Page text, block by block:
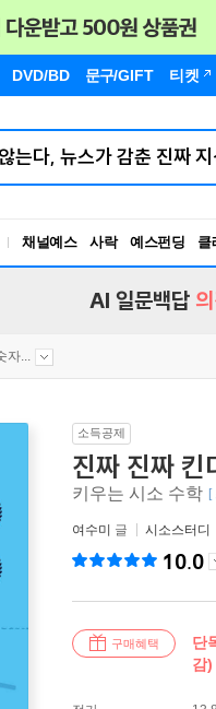
DVD/BD 문구/GIFT 티켓
채널예스 사락 예스펀딩 클
AI 일문백답
자...
소득공제
진짜 진짜
키우는 시소 수학
여수미 글 시소스터디
10.0
구매혜택
단
감)